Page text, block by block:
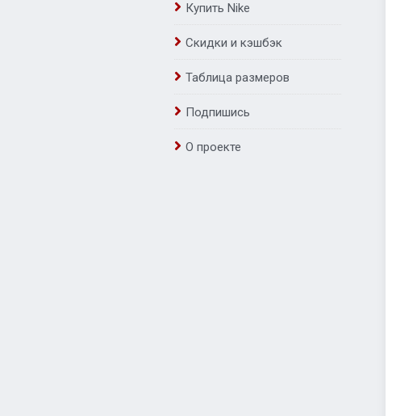
Купить Nike
Скидки и кэшбэк
Таблица размеров
Подпишись
О проекте